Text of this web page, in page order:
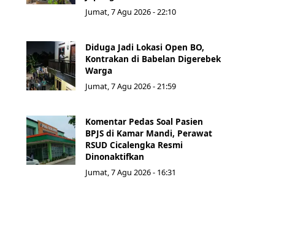
Jumat, 7 Agu 2026 - 22:10
Diduga Jadi Lokasi Open BO,
Kontrakan di Babelan Digerebek
Warga
Jumat, 7 Agu 2026 - 21:59
Komentar Pedas Soal Pasien
BPJS di Kamar Mandi, Perawat
RSUD Cicalengka Resmi
Dinonaktifkan
Jumat, 7 Agu 2026 - 16:31